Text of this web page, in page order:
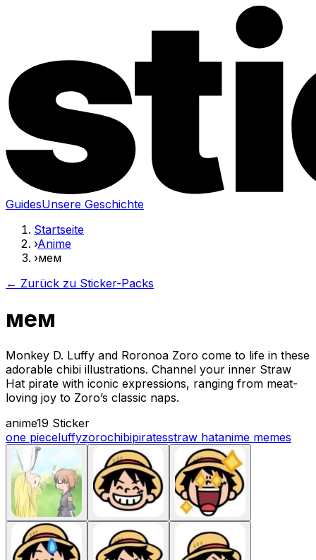
GuidesUnsere Geschichte
Startseite
›Anime
›мем
← Zurück zu Sticker-Packs
мем
Monkey D. Luffy and Roronoa Zoro come to life in these
adorable chibi illustrations. Channel your inner Straw
Hat pirate with iconic expressions, ranging from meat-
loving joy to Zoro’s classic naps.
anime19 Sticker
one pieceluffyzorochibipiratesstraw hatanime memes